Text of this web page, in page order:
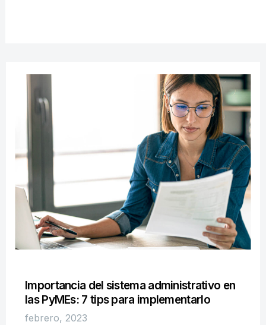
Importancia del sistema administrativo en
las PyMEs: 7 tips para implementarlo
febrero, 2023